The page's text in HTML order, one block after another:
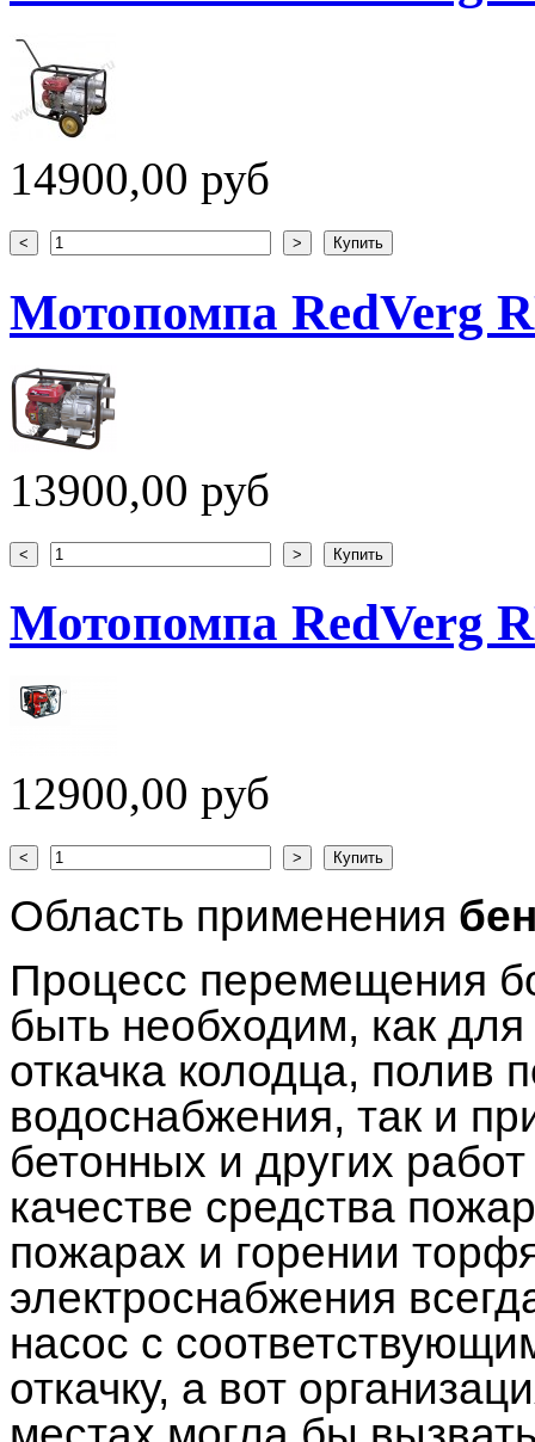
14900,00 руб
Мотопомпа RedVerg
13900,00 руб
Мотопомпа RedVerg
12900,00 руб
Область применения
Процесс перемещения
быть необходим, как
откачка колодца, полив
водоснабжения, так и
бетонных и других
качестве средства
пожарах и горении
электроснабжения
насос с
откачку, а вот